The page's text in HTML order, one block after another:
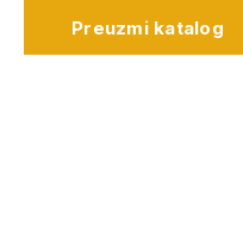
Preuzmi katalog